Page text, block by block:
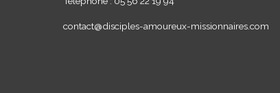
contact@disciples-amoureux-missionnaires.com